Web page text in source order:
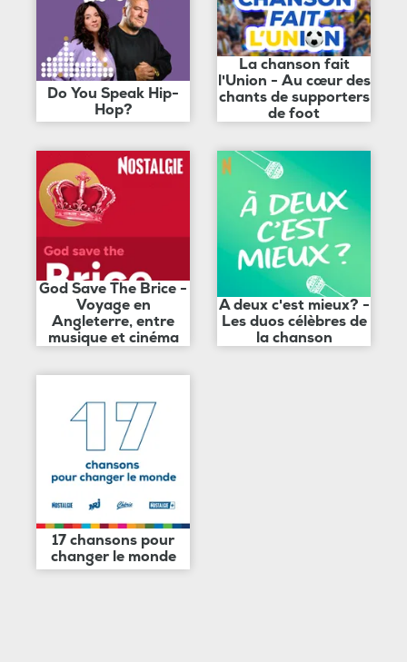
Do You Speak Hip-
Hop?
La chanson fait
l'Union - Au cœur des
chants de supporters
de foot
God Save The Brice -
Voyage en
Angleterre, entre
musique et cinéma
A deux c'est mieux? -
Les duos célèbres de
la chanson
17 chansons pour
changer le monde